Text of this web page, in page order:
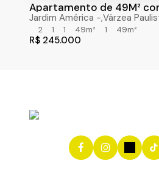
Apartamento de 49M²
Residencial Portal das
Paulista/Sp
R$ 245.000
Jardim América ,Várzea
2 1 1 49m² 1 49m²